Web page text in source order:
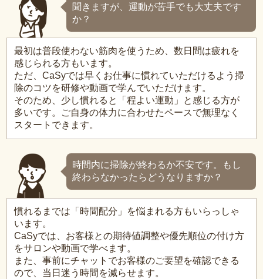
聞きますが、運動が苦手でも大丈夫です
か？
最初は普段使わない筋肉を使うため、数日間は疲れを
感じられる方もいます。
ただ、CaSyでは早くお仕事に慣れていただけるよう掃
除のコツを研修や動画で学んでいただけます。
そのため、少し慣れると「程よい運動」と感じる方が
多いです。ご自身の体力に合わせたペースで無理なく
スタートできます。
時間内に掃除が終わるか不安です。もし
終わらなかったらどうなりますか？
慣れるまでは「時間配分」を悩まれる方もいらっしゃ
います。
CaSyでは、お客様との期待値調整や優先順位の付け方
をサロンや動画で学べます。
また、事前にチャットでお客様のご要望を確認できる
ので、当日迷う時間を減らせます。